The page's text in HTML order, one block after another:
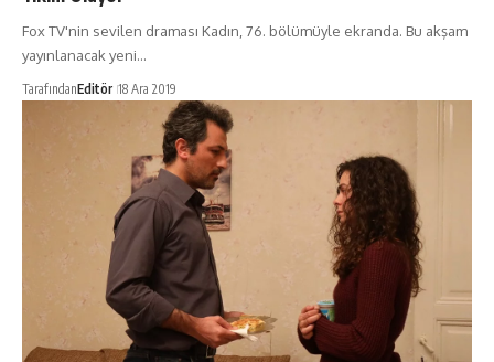
Fox TV'nin sevilen draması Kadın, 76. bölümüyle ekranda. Bu akşam
yayınlanacak yeni…
TarafındanEditör 18 Ara 2019